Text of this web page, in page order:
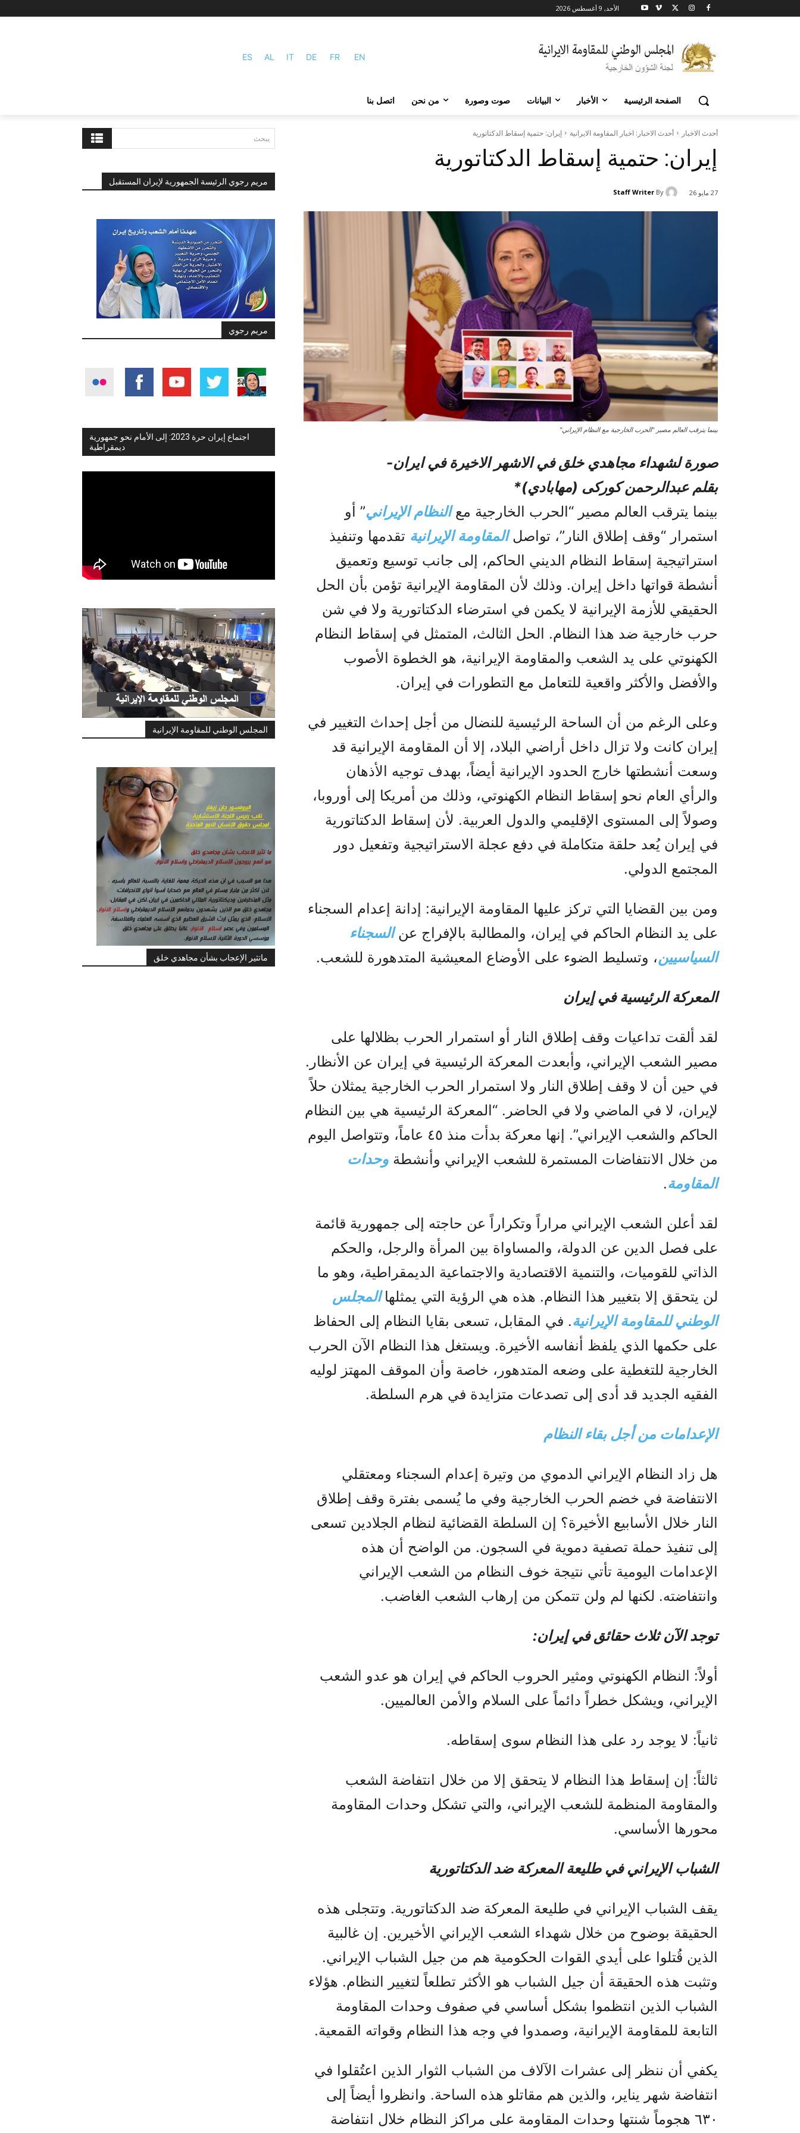
الأحد, 9 أغسطس 2026
ES AL IT DE FR EN
الصفحة الرئيسية الأخبار البيانات صوت وصورة من نحن اتصل بنا
يبحث
مريم رجوي الرئيسة الجمهورية لإيران المستقبل
مريم رجوي
اجتماع إيران حرة 2023: إلى الأمام نحو جمهورية
ديمقراطية
المجلس الوطني للمقاومة الإيرانية
ماتثير الإعجاب بشأن مجاهدي خلق
أحدث الاخبار أحدث الاخبار: اخبار المقاومة الايرانية إيران: حتمية إسقاط الدكتاتورية
إيران: حتمية إسقاط الدكتاتورية
27 مايو 26 By
Staff Writer
بينما يترقب العالم مصير "الحرب الخارجية مع النظام الإيراني"
صورة لشهداء مجاهدي خلق في الاشهر الاخیرة في ایران-
بقلم عبدالرحمن کورکی (مهابادي)*
بينما يترقب العالم مصير “الحرب الخارجية معالنظام الإيراني” أو
استمرار “وقف إطلاق النار”، تواصلالمقاومة الإيرانية تقدمها وتنفيذ
استراتيجية إسقاط النظام الديني الحاكم، إلى جانب توسيع وتعميق
أنشطة قواتها داخل إيران. وذلك لأن المقاومة الإيرانية تؤمن بأن الحل
الحقيقي للأزمة الإيرانية لا يكمن في استرضاء الدكتاتورية ولا في شن
حرب خارجية ضد هذا النظام. الحل الثالث، المتمثل في إسقاط النظام
الكهنوتي على يد الشعب والمقاومة الإيرانية، هو الخطوة الأصوب
والأفضل والأكثر واقعية للتعامل مع التطورات في إيران.
وعلى الرغم من أن الساحة الرئيسية للنضال من أجل إحداث التغيير في
إيران كانت ولا تزال داخل أراضي البلاد، إلا أن المقاومة الإيرانية قد
وسعت أنشطتها خارج الحدود الإيرانية أيضاً، بهدف توجيه الأذهان
والرأي العام نحو إسقاط النظام الكهنوتي، وذلك من أمريكا إلى أوروبا،
وصولاً إلى المستوى الإقليمي والدول العربية. لأن إسقاط الدكتاتورية
في إيران يُعد حلقة متكاملة في دفع عجلة الاستراتيجية وتفعيل دور
المجتمع الدولي.
ومن بين القضايا التي تركز عليها المقاومة الإيرانية: إدانة إعدام السجناء
على يد النظام الحاكم في إيران، والمطالبة بالإفراج عنالسجناء
السياسيين، وتسليط الضوء على الأوضاع المعيشية المتدهورة للشعب.
المعركة الرئيسية في إيران
لقد ألقت تداعيات وقف إطلاق النار أو استمرار الحرب بظلالها على
مصير الشعب الإيراني، وأبعدت المعركة الرئيسية في إيران عن الأنظار.
في حين أن لا وقف إطلاق النار ولا استمرار الحرب الخارجية يمثلان حلاً
لإيران، لا في الماضي ولا في الحاضر. “المعركة الرئيسية هي بين النظام
الحاكم والشعب الإيراني”. إنها معركة بدأت منذ ٤٥ عاماً، وتتواصل اليوم
من خلال الانتفاضات المستمرة للشعب الإيراني وأنشطة وحدات
المقاومة.
لقد أعلن الشعب الإيراني مراراً وتكراراً عن حاجته إلى جمهورية قائمة
على فصل الدين عن الدولة، والمساواة بين المرأة والرجل، والحكم
الذاتي للقوميات، والتنمية الاقتصادية والاجتماعية الديمقراطية، وهو ما
لن يتحقق إلا بتغيير هذا النظام. هذه هي الرؤية التي يمثلهاالمجلس
الوطني للمقاومة الإيرانية. في المقابل، تسعى بقايا النظام إلى الحفاظ
على حكمها الذي يلفظ أنفاسه الأخيرة. ويستغل هذا النظام الآن الحرب
الخارجية للتغطية على وضعه المتدهور، خاصة وأن الموقف المهتز لوليه
الفقيه الجديد قد أدى إلى تصدعات متزايدة في هرم السلطة.
الإعدامات من أجل بقاء النظام
هل زاد النظام الإيراني الدموي من وتيرة إعدام السجناء ومعتقلي
الانتفاضة في خضم الحرب الخارجية وفي ما يُسمى بفترة وقف إطلاق
النار خلال الأسابيع الأخيرة؟ إن السلطة القضائية لنظام الجلادين تسعى
إلى تنفيذ حملة تصفية دموية في السجون. من الواضح أن هذه
الإعدامات اليومية تأتي نتيجة خوف النظام من الشعب الإيراني
وانتفاضته. لكنها لم ولن تتمكن من إرهاب الشعب الغاضب.
توجد الآن ثلاث حقائق في إيران:
أولاً: النظام الكهنوتي ومثير الحروب الحاكم في إيران هو عدو الشعب
الإيراني، ويشكل خطراً دائماً على السلام والأمن العالميين.
ثانياً: لا يوجد رد على هذا النظام سوى إسقاطه.
ثالثاً: إن إسقاط هذا النظام لا يتحقق إلا من خلال انتفاضة الشعب
والمقاومة المنظمة للشعب الإيراني، والتي تشكل وحدات المقاومة
محورها الأساسي.
الشباب الإيراني في طليعة المعركة ضد الدكتاتورية
يقف الشباب الإيراني في طليعة المعركة ضد الدكتاتورية. وتتجلى هذه
الحقيقة بوضوح من خلال شهداء الشعب الإيراني الأخيرين. إن غالبية
الذين قُتلوا على أيدي القوات الحكومية هم من جيل الشباب الإيراني.
وتثبت هذه الحقيقة أن جيل الشباب هو الأكثر تطلعاً لتغيير النظام. هؤلاء
الشباب الذين انتظموا بشكل أساسي في صفوف وحدات المقاومة
التابعة للمقاومة الإيرانية، وصمدوا في وجه هذا النظام وقواته القمعية.
يكفي أن ننظر إلى عشرات الآلاف من الشباب الثوار الذين اعتُقلوا في
انتفاضة شهر يناير، والذين هم مقاتلو هذه الساحة. وانظروا أيضاً إلى
٦٣٠ هجوماً شنتها وحدات المقاومة على مراكز النظام خلال انتفاضة